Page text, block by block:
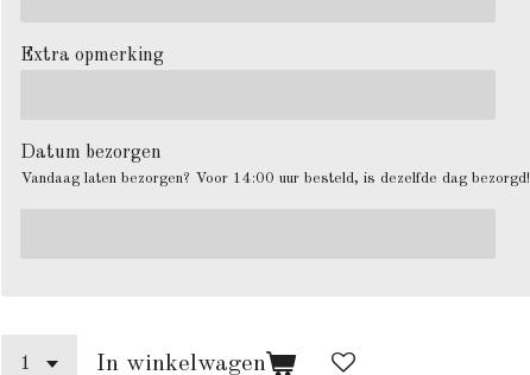
Extra opmerking
Datum bezorgen
Vandaag laten bezorgen? Voor 14:00 uur besteld, is dezelfde dag bezorgd!
In winkelwagen